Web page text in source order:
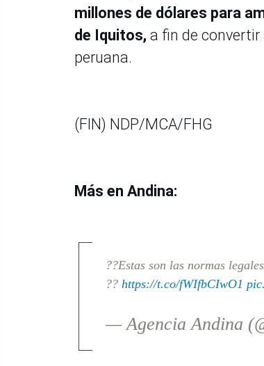
millones de dólares para
de Iquitos, a fin de
peruana.
(FIN) NDP/MCA/FHG
Más en Andina:
??Estas son las normas
?? https://t.co/fWIfbCIwO1
— Agencia Andina